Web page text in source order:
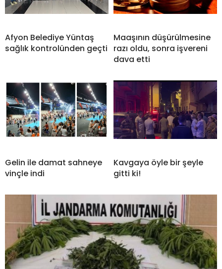
Afyon Belediye Yüntaş
sağlık kontrolünden geçti
Maaşının düşürülmesine
razı oldu, sonra işvereni
dava etti
Gelin ile damat sahneye
vinçle indi
Kavgaya öyle bir şeyle
gitti ki!